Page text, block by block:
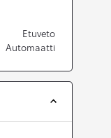
Etuveto
Automaatti